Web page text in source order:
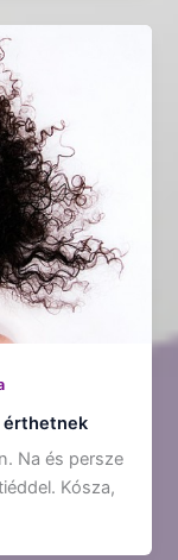
érthetnek
Na és persze
Kósza,